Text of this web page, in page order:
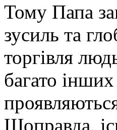
Тому Папа
зусиль та
торгівля
багато
Щоправда,